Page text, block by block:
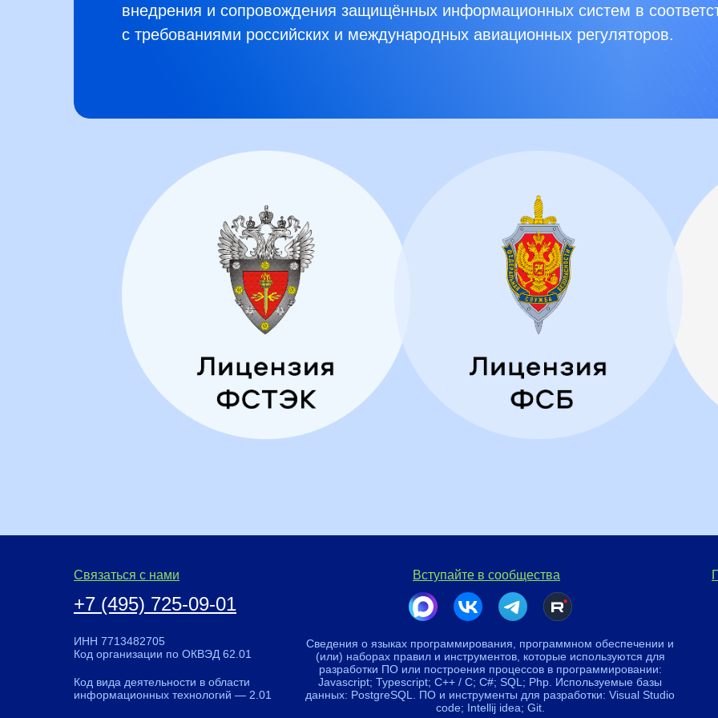
внедрения и сопровождения защищённых информационных систем в
с требованиями российских и международных авиационных регуляторов.
Вступайте в сообщества
Связаться с нами
+7 (495) 725-09-01
Код вида деятельности в области
информационных технологий — 2.01
ИНН 7713482705
Код организации по ОКВЭД 62.01
Сведения о языках программирования, программном обеспечении и
(или) наборах правил и инструментов, которые используются для
разработки ПО или построения процессов в программировании:
Javascript; Typescript; C++ / C; C#; SQL; Php. Используемые базы
данных: PostgreSQL. ПО и инструменты для разработки: Visual Studio
code; Intellij idea; Git.